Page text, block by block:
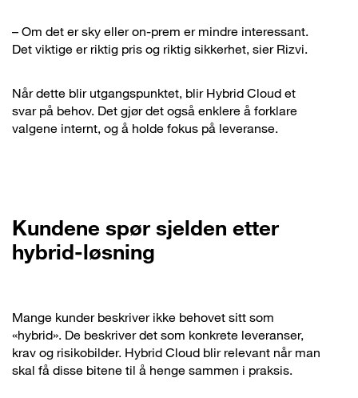
– Om det er sky eller on-prem er mindre interessant.
Det viktige er riktig pris og riktig sikkerhet, sier Rizvi.
Når dette blir utgangspunktet, blir Hybrid Cloud et
svar på behov. Det gjør det også enklere å forklare
valgene internt, og å holde fokus på leveranse.
Kundene spør sjelden etter
hybrid-løsning
Mange kunder beskriver ikke behovet sitt som
«hybrid». De beskriver det som konkrete leveranser,
krav og risikobilder. Hybrid Cloud blir relevant når man
skal få disse bitene til å henge sammen i praksis.